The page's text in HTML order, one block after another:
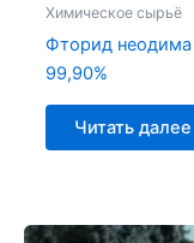
Химическое сырьё
Фторид неодима
99,90%
Читать далее